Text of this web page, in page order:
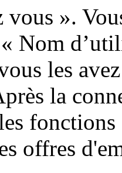
».
Nom
les
la
offres